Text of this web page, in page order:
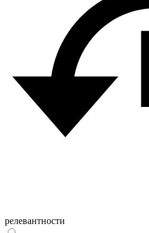
релевантности